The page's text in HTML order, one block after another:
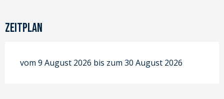
Zeitplan
vom 9 August 2026 bis zum 30 August 2026